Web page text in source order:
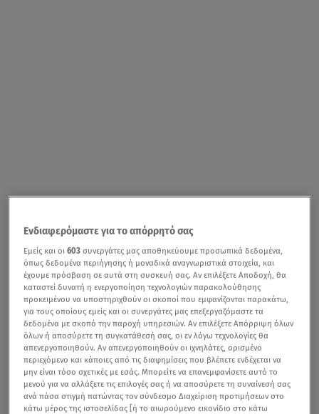
Ενδιαφερόμαστε για το απόρρητό σας
Εμείς και οι603 συνεργάτες μας αποθηκεύουμε προσωπικά δεδομένα,
όπως δεδομένα περιήγησης ή μοναδικά αναγνωριστικά στοιχεία, και
έχουμε πρόσβαση σε αυτά στη συσκευή σας. Αν επιλέξετε Αποδοχή, θα
καταστεί δυνατή η ενεργοποίηση τεχνολογιών παρακολούθησης
προκειμένου να υποστηριχθούν οι σκοποί που εμφανίζονται παρακάτω,
για τους οποίους εμείς και οι συνεργάτες μας επεξεργαζόμαστε τα
δεδομένα με σκοπό την παροχή υπηρεσιών. Αν επιλέξετε Απόρριψη όλων
όλων ή αποσύρετε τη συγκατάθεσή σας, οι εν λόγω τεχνολογίες θα
απενεργοποιηθούν. Αν απενεργοποιηθούν οι ιχνηλάτες, ορισμένο
περιεχόμενο και κάποιες από τις διαφημίσεις που βλέπετε ενδέχεται να
μην είναι τόσο σχετικές με εσάς. Μπορείτε να επανεμφανίσετε αυτό το
μενού για να αλλάξετε τις επιλογές σας ή να αποσύρετε τη συναίνεσή σας
ανά πάσα στιγμή πατώντας τον σύνδεσμο Διαχείριση προτιμήσεων στο
κάτω μέρος της ιστοσελίδας [ή το αιωρούμενο εικονίδιο στο κάτω